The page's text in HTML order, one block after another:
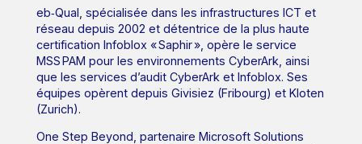
eb‑Qual, spécialisée dans les infrastructures ICT et
réseau depuis 2002 et détentrice de la plus haute
certification Infoblox « Saphir », opère le service
MSS PAM pour les environnements CyberArk, ainsi
que les services d’audit CyberArk et Infoblox. Ses
équipes opèrent depuis Givisiez (Fribourg) et Kloten
(Zurich).
One Step Beyond, partenaire Microsoft Solutions